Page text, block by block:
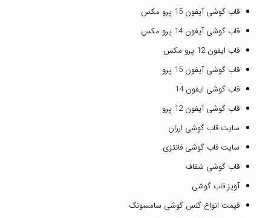
قاب گوشی آیفون 15 پرو مکس
قاب گوشی آیفون 14 پرو مکس
قاب ایفون 12 پرو مکس
قاب گوشی آیفون 15 پرو
قاب گوشی ایفون 14
قاب گوشی آیفون 12 پرو
سایت قاب گوشی ارزان
سایت قاب گوشی فانتزی
قاب گوشی شفاف
آویز قاب گوشی
قیمت انواع گلس گوشی سامسونگ